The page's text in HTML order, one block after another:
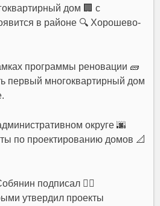
дом 🏢 с
в районе 🔍 Хорошево-
программы реновации 🧱
первый многоквартирный дом
округе 🌆
по проектированию домов 📐
подписал ✍🏻
утвердил проекты